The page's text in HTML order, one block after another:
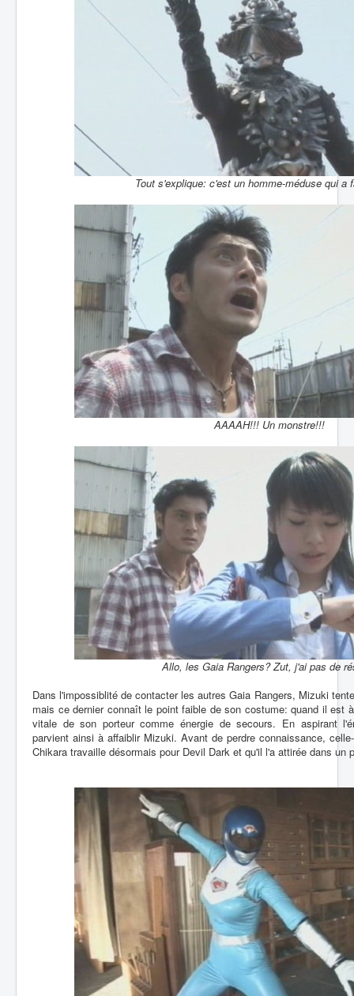
Tout s'explique: c'est un homme-méduse qui a
AAAAH!!! Un monstre!!!
Allo, les Gaia Rangers? Zut, j'ai pas de
Dans l'impossiblité de contacter les autres Gaia Rangers, Mizuki
mais ce dernier connaît le point faible de son costume: quand il est
vitale de son porteur comme énergie de secours. En aspirant
parvient ainsi à affaiblir Mizuki. Avant de perdre connaissance,
Chikara travaille désormais pour Devil Dark et qu'il l'a attirée dans un